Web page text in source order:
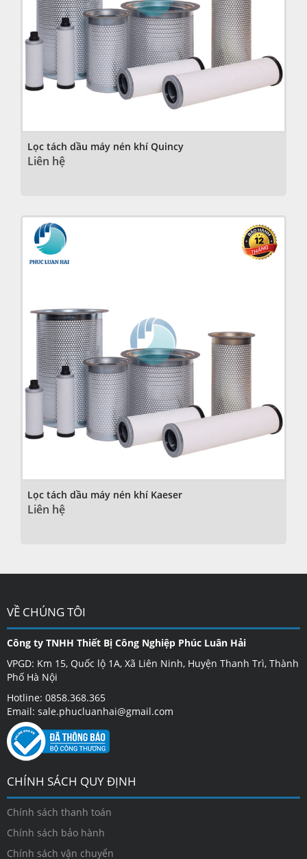
Lọc tách dầu máy nén khí Quincy
Liên hệ
Lọc tách dầu máy nén khí Kaeser
Liên hệ
VỀ CHÚNG TÔI
Công ty TNHH Thiết Bị Công Nghiệp Phúc Luân Hải
VPGD: Km 15, Quốc lộ 1A, Xã Liên Ninh, Huyện Thanh Trì, Thành
Phố Hà Nội
Hotline: 0858.368.365
Email: sale.phucluanhai@gmail.com
CHÍNH SÁCH QUY ĐỊNH
Chính sách thanh toán
Chính sách bảo hành
Chính sách vận chuyển